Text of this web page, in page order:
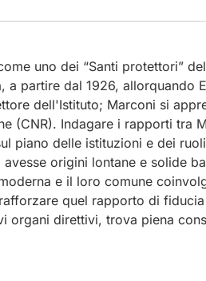
uno dei “Santi protettori”
partire dal 1926, allorquando
dell'Istituto; Marconi si
(CNR). Indagare i rapporti tra
piano delle istituzioni e dei
origini lontane e solide
e il loro comune
quel rapporto di
organi direttivi, trova piena